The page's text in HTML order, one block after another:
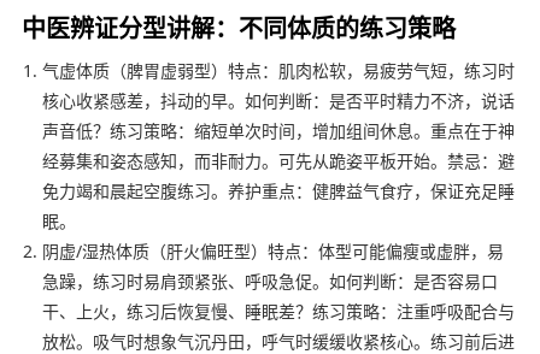
中医辨证分型讲解：不同体质的练习策略
气虚体质（脾胃虚弱型）特点：肌肉松软，易疲劳气短，练习时
核心收紧感差，抖动的早。如何判断：是否平时精力不济，说话
声音低？练习策略：缩短单次时间，增加组间休息。重点在于神
经募集和姿态感知，而非耐力。可先从跪姿平板开始。禁忌：避
免力竭和晨起空腹练习。养护重点：健脾益气食疗，保证充足睡
眠。
阴虚/湿热体质（肝火偏旺型）特点：体型可能偏瘦或虚胖，易
急躁，练习时易肩颈紧张、呼吸急促。如何判断：是否容易口
干、上火，练习后恢复慢、睡眠差？练习策略：注重呼吸配合与
放松。吸气时想象气沉丹田，呼气时缓缓收紧核心。练习前后进